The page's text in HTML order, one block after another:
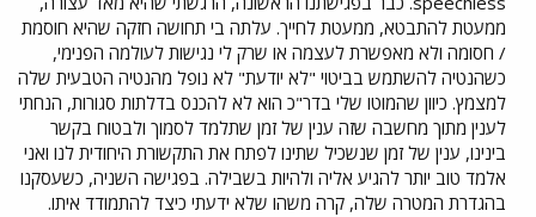
ממעטת להתבטא, ממעטת לחייך. עלתה בי תחושה חזקה שהיא חוסמת
/ חסומה ולא מאפשרת לעצמה או שרק לי נגישות לעולמה הפנימי,
כשהנטיה להשתמש בביטוי "לא יודעת" לא נופל מהנטיה הטבעית שלה
למצמץ. כיוון שהמוטו שלי בדר"כ הוא לא להכנס בדלתות סגורות, הנחתי
לענין מתוך מחשבה שזה ענין של זמן שתלמד לסמוך ולבטוח בקשר
בינינו, ענין של זמן שנשכיל שתינו לפתח את התקשורת היחודית לנו ואני
אלמד טוב יותר להגיע אליה ולהיות בשבילה. בפגישה השניה, כשעסקנו
בהגדרת המטרה שלה, קרה משהו שלא ידעתי כיצד להתמודד איתו.